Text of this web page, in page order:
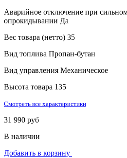
Аварийное отключение при
опрокидывании Да
Вес товара (нетто) 35
Вид топлива Пропан-бутан
Вид управления Механическое
Высота товара 135
Смотреть все характеристики
31 990 руб
В наличии
Добавить в корзину